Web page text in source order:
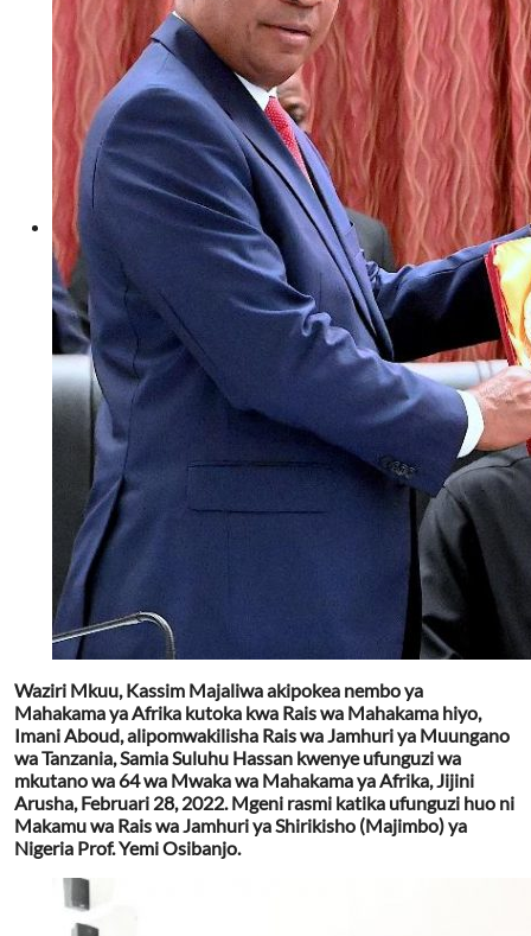
Waziri Mkuu, Kassim Majaliwa akipokea nembo ya
Mahakama ya Afrika kutoka kwa Rais wa Mahakama hiyo,
Imani Aboud, alipomwakilisha Rais wa Jamhuri ya Muungano
wa Tanzania, Samia Suluhu Hassan kwenye ufunguzi wa
mkutano wa 64 wa Mwaka wa Mahakama ya Afrika, Jijini
Arusha, Februari 28, 2022. Mgeni rasmi katika ufunguzi huo ni
Makamu wa Rais wa Jamhuri ya Shirikisho (Majimbo) ya
Nigeria Prof. Yemi Osibanjo.